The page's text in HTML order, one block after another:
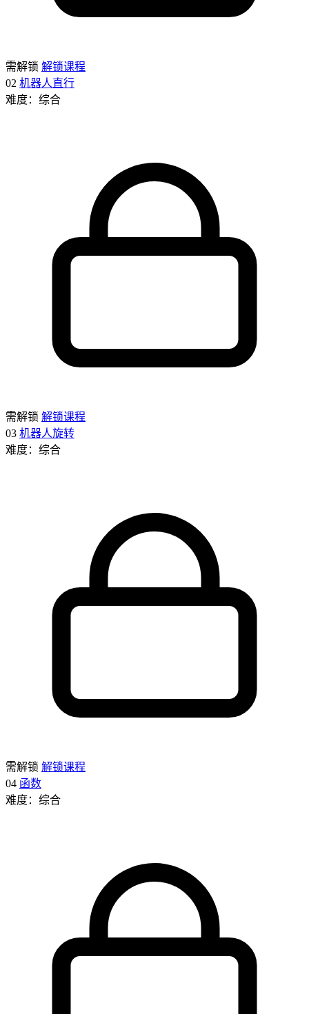
需解锁 解锁课程
02 机器人直行
难度：综合
需解锁 解锁课程
03 机器人旋转
难度：综合
需解锁 解锁课程
04 函数
难度：综合